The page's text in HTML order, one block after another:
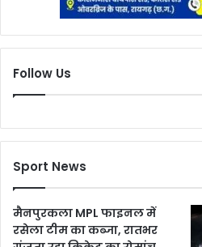
Follow Us
Sport News
मैनपुरकला MPL फाइनल में
रसेला टीम का कब्जा, रातभर